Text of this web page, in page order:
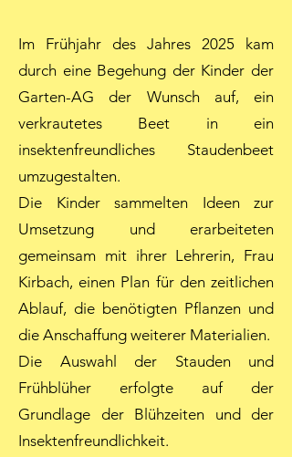
Im Frühjahr des Jahres 2025 kam
durch eine Begehung der Kinder der
Garten-AG der Wunsch auf, ein
verkrautetes Beet in ein
insektenfreundliches Staudenbeet
umzugestalten.
Die Kinder sammelten Ideen zur
Umsetzung und erarbeiteten
gemeinsam mit ihrer Lehrerin, Frau
Kirbach, einen Plan für den zeitlichen
Ablauf, die benötigten Pflanzen und
die Anschaffung weiterer Materialien.
Die Auswahl der Stauden und
Frühblüher erfolgte auf der
Grundlage der Blühzeiten und der
Insektenfreundlichkeit.